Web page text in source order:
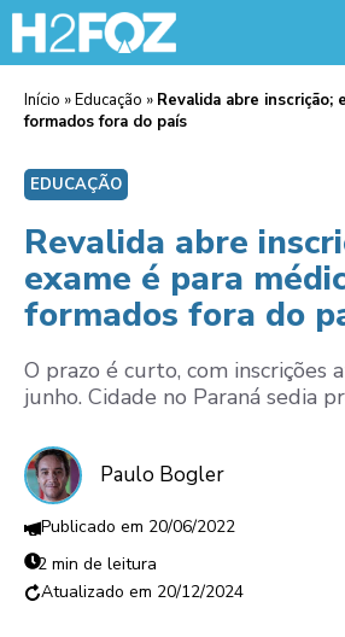
Início »Educação » Revalida abre inscrição;
formados fora do país
EDUCAÇÃO
Revalida abre
exame é para
formados fora do
O prazo é curto, com inscrições
junho. Cidade no Paraná sedia
Paulo Bogler
20/06/2022
2 min de leitura
20/12/2024